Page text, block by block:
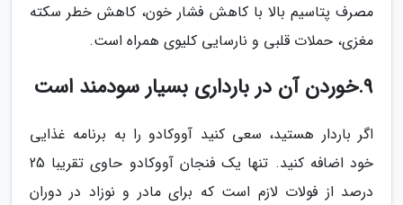
مصرف پتاسیم بالا با کاهش فشار خون، کاهش خطر سکته
مغزی، حملات قلبی و نارسایی کلیوی همراه است.
9.خوردن آن در بارداری بسیار سودمند است
اگر باردار هستید، سعی کنید آووکادو را به برنامه غذایی
خود اضافه کنید. تنها یک فنجان آووکادو حاوی تقریبا 25
درصد از فولات لازم است که برای مادر و نوزاد در دوران